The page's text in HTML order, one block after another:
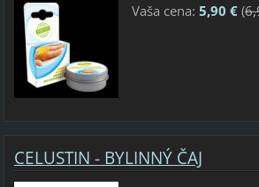
Vaša cena: 5,90 €(
CELUSTIN - BYLINNÝ ČAJ